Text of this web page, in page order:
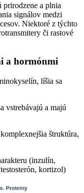
a plnia
signálov medzi
Niektoré z týchto
či rastové
a hormónmi
líšia sa
vstrebávajú a majú
štruktúra,
(inzulín,
kortizol)